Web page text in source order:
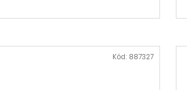
Kód: 887327